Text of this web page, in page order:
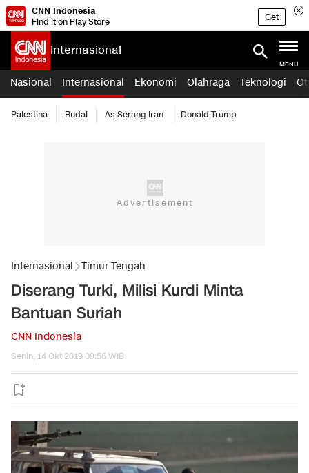
CNN Indonesia
Find it on Play Store
Get
Internasional
MENU
Nasional Internasional Ekonomi Olahraga Teknologi
Palestina Rudal As Serang Iran Donald Trump
Internasional Timur Tengah
Diserang Turki, Milisi Kurdi Minta
Bantuan Suriah
CNN Indonesia
Senin, 14 Okt 2019 09:56 WIB